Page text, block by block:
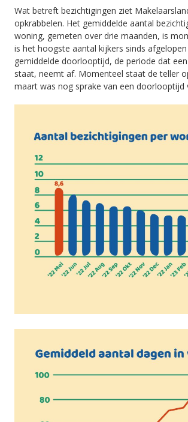
Wat betreft bezichtigingen ziet
opkrabbelen. Het gemiddelde aantal
woning, gemeten over drie maanden, is
is het hoogste aantal kijkers sinds
gemiddelde doorlooptijd, de periode dat
staat, neemt af. Momenteel staat de teller
maart was nog sprake van een doorlooptijd